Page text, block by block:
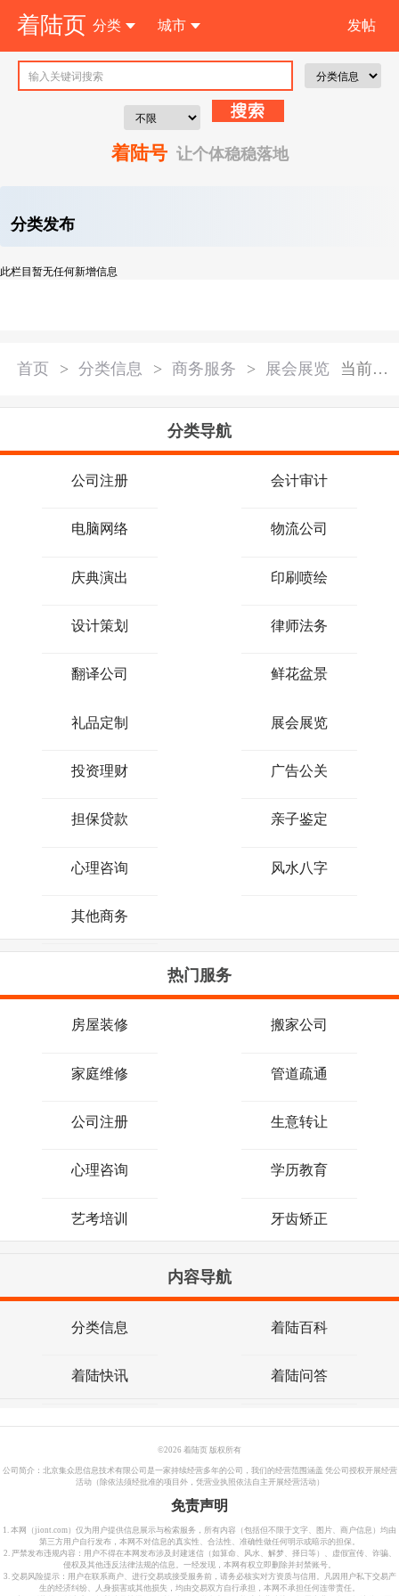
着陆页 分类 城市 发帖
注 册
着陆号让个体稳稳落地
分类发布
此栏目暂无任何新增信息
首页 > 分类信息 > 商务服务 > 展会展览 当前分类：
分类导航
公司注册 会计审计
电脑网络 物流公司
庆典演出 印刷喷绘
设计策划 律师法务
翻译公司 鲜花盆景
礼品定制 展会展览
投资理财 广告公关
担保贷款 亲子鉴定
心理咨询 风水八字
其他商务
热门服务
房屋装修 搬家公司
家庭维修 管道疏通
公司注册 生意转让
心理咨询 学历教育
艺考培训 牙齿矫正
内容导航
分类信息 着陆百科
着陆快讯 着陆问答
©2026 着陆页 版权所有
公司简介：北京集众思信息技术有限公司是一家持续经营多年的公司，我们的经营范围涵盖 凭公司授权开展经营
活动（除依法须经批准的项目外，凭营业执照依法自主开展经营活动）
免责声明
1. 本网（jiont.com）仅为用户提供信息展示与检索服务，所有内容（包括但不限于文字、图片、商户信息）均由
第三方用户自行发布，本网不对信息的真实性、合法性、准确性做任何明示或暗示的担保。
2. 严禁发布违规内容：用户不得在本网发布涉及封建迷信（如算命、风水、解梦、择日等）、虚假宣传、诈骗、
侵权及其他违反法律法规的信息。一经发现，本网有权立即删除并封禁账号。
3. 交易风险提示：用户在联系商户、进行交易或接受服务前，请务必核实对方资质与信用。凡因用户私下交易产
生的经济纠纷、人身损害或其他损失，均由交易双方自行承担，本网不承担任何连带责任。